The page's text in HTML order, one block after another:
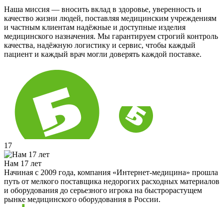
Наша миссия — вносить вклад в здоровье, уверенность и
качество жизни людей, поставляя медицинским учреждениям
и частным клиентам надёжные и доступные изделия
медицинского назначения. Мы гарантируем строгий контроль
качества, надёжную логистику и сервис, чтобы каждый
пациент и каждый врач могли доверять каждой поставке.
17
Нам 17 лет
Начиная с 2009 года, компания «Интернет-медицина» прошла
путь от мелкого поставщика недорогих расходных материалов
и оборудования до серьезного игрока на быстрорастущем
рынке медицинского оборудования в России.